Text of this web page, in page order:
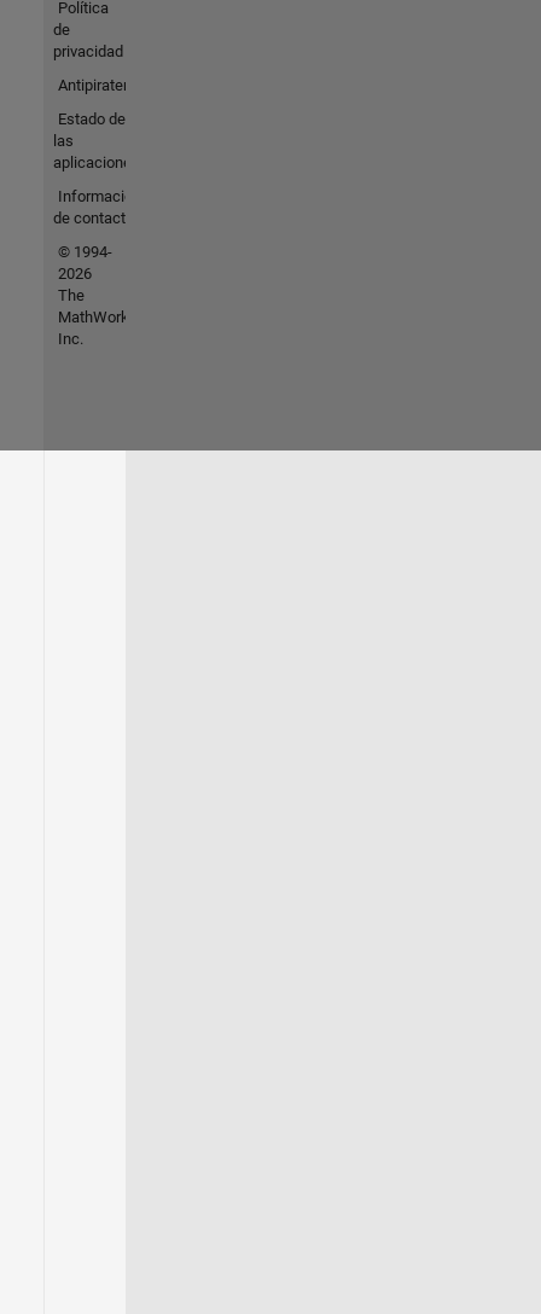
Política
de
privacidad
Antipiratería
Estado de
las
aplicaciones
Información
de contacto
© 1994-
2026
The
MathWorks,
Inc.